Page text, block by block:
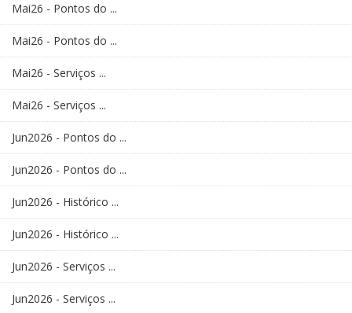
Mai26 - Pontos do ...
Mai26 - Pontos do ...
Mai26 - Serviços ...
Mai26 - Serviços ...
Jun2026 - Pontos do ...
Jun2026 - Pontos do ...
Jun2026 - Histórico ...
Jun2026 - Histórico ...
Jun2026 - Serviços ...
Jun2026 - Serviços ...